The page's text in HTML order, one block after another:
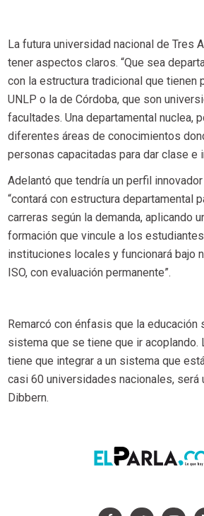
La futura universidad nacional de Tres
tener aspectos claros. “Que sea
con la estructura tradicional que tienen
UNLP o la de Córdoba, que son
facultades. Una departamental nuclea,
diferentes áreas de conocimientos
personas capacitadas para dar clase e
Adelantó que tendría un perfil
“contará con estructura departamental
carreras según la demanda, aplicando
formación que vincule a los
instituciones locales y funcionará bajo
ISO, con evaluación permanente”.
Remarcó con énfasis que la educación
sistema que se tiene que ir acoplando.
tiene que integrar a un sistema que
casi 60 universidades nacionales, será
Dibbern.